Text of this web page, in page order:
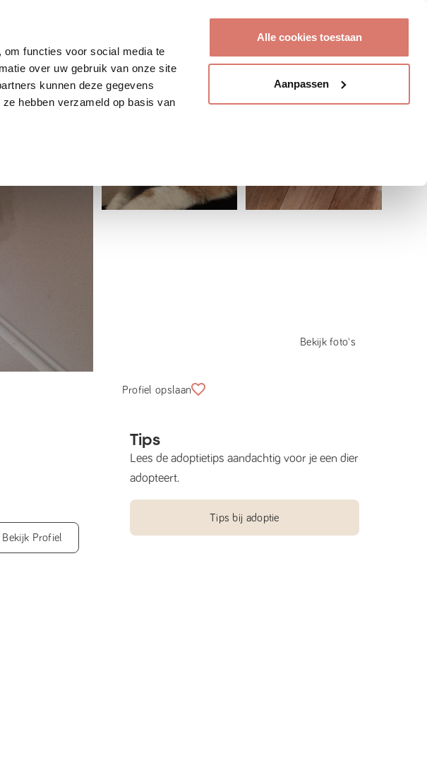
functies voor social media te
over uw gebruik van onze site
kunnen deze gegevens
hebben verzameld op basis van
Alle cookies toestaan
Aanpassen
Bekijk foto's
Bekijk Profiel
Profiel opslaan
Tips
Lees de adoptietips aandachtig voor je een dier
adopteert.
Tips bij adoptie